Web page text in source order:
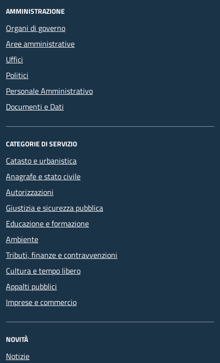
AMMINISTRAZIONE
Organi di governo
Aree amministrative
Uffici
Politici
Personale Amministrativo
Documenti e Dati
CATEGORIE DI SERVIZIO
Catasto e urbanistica
Anagrafe e stato civile
Autorizzazioni
Giustizia e sicurezza pubblica
Educazione e formazione
Ambiente
Tributi, finanze e contravvenzioni
Cultura e tempo libero
Appalti pubblici
Imprese e commercio
NOVITÀ
Notizie